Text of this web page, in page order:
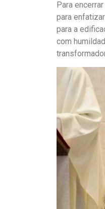
Para
para
para a
com